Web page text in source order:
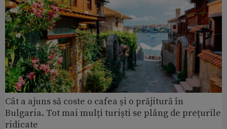
Cât a ajuns să coste o cafea și o prăjitură în
Bulgaria. Tot mai mulți turiști se plâng de prețurile
ridicate